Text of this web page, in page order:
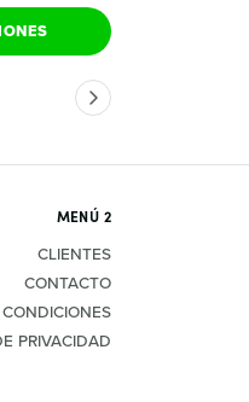
MENÚ 2
CLIENTES
CONTACTO
PRIVACIDAD